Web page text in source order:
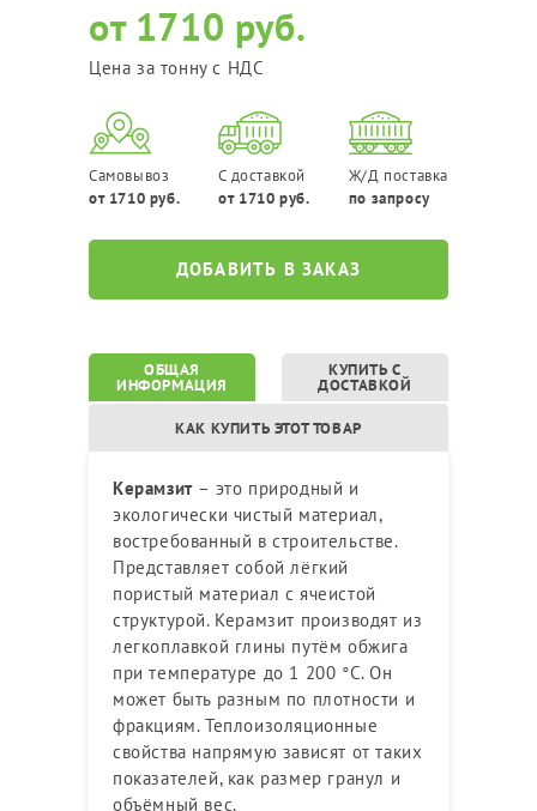
от 1710 руб.
Цена за тонну с НДС
Самовывоз
от 1710 руб.
С доставкой
от 1710 руб.
Ж/Д поставка
по запросу
ДОБАВИТЬ В ЗАКАЗ
ОБЩАЯ
ИНФОРМАЦИЯ
КУПИТЬ С
ДОСТАВКОЙ
КАК КУПИТЬ ЭТОТ ТОВАР
Керамзит – это природный и
экологически чистый материал,
востребованный в строительстве.
Представляет собой лёгкий
пористый материал с ячеистой
структурой. Керамзит производят из
легкоплавкой глины путём обжига
при температуре до 1 200 °C. Он
может быть разным по плотности и
фракциям. Теплоизоляционные
свойства напрямую зависят от таких
показателей, как размер гранул и
объёмный вес.